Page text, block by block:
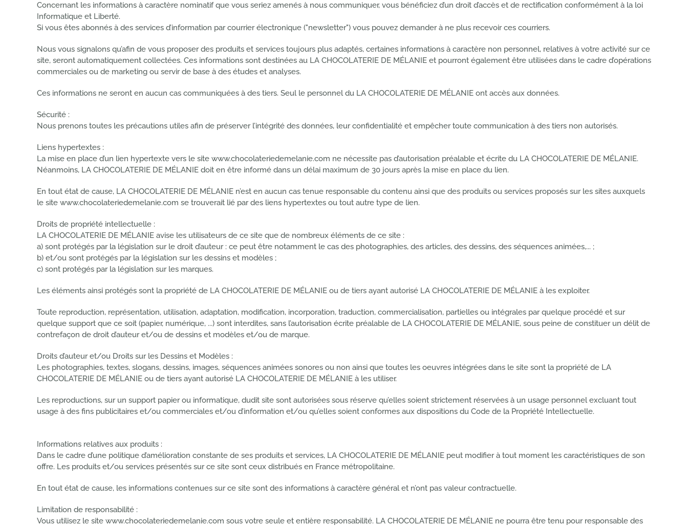
Concernant les informations à caractère nominatif que vous seriez amenés à nous communiquer, vous bénéficiez d’un droit d’accès et de rectification conformément à la loi
Informatique et Liberté.
Si vous êtes abonnés à des services d’information par courrier électronique ("newsletter") vous pouvez demander à ne plus recevoir ces courriers.
Nous vous signalons qu’afin de vous proposer des produits et services toujours plus adaptés, certaines informations à caractère non personnel, relatives à votre activité sur ce
site, seront automatiquement collectées. Ces informations sont destinées au LA CHOCOLATERIE DE MÉLANIE et pourront également être utilisées dans le cadre d’opérations
commerciales ou de marketing ou servir de base à des études et analyses.
Ces informations ne seront en aucun cas communiquées à des tiers. Seul le personnel du LA CHOCOLATERIE DE MÉLANIE ont accès aux données.
Sécurité :
Nous prenons toutes les précautions utiles afin de préserver l’intégrité des données, leur confidentialité et empêcher toute communication à des tiers non autorisés.
Liens hypertextes :
La mise en place d’un lien hypertexte vers le site www.chocolateriedemelanie.com ne nécessite pas d’autorisation préalable et écrite du LA CHOCOLATERIE DE MÉLANIE.
Néanmoins, LA CHOCOLATERIE DE MÉLANIE doit en être informé dans un délai maximum de 30 jours après la mise en place du lien.
En tout état de cause, LA CHOCOLATERIE DE MÉLANIE n’est en aucun cas tenue responsable du contenu ainsi que des produits ou services proposés sur les sites auxquels
le site www.chocolateriedemelanie.com se trouverait lié par des liens hypertextes ou tout autre type de lien.
Droits de propriété intellectuelle :
LA CHOCOLATERIE DE MÉLANIE avise les utilisateurs de ce site que de nombreux éléments de ce site :
a) sont protégés par la législation sur le droit d’auteur : ce peut être notamment le cas des photographies, des articles, des dessins, des séquences animées,... ;
b) et/ou sont protégés par la législation sur les dessins et modèles ;
c) sont protégés par la législation sur les marques.
Les éléments ainsi protégés sont la propriété de LA CHOCOLATERIE DE MÉLANIE ou de tiers ayant autorisé LA CHOCOLATERIE DE MÉLANIE à les exploiter.
Toute reproduction, représentation, utilisation, adaptation, modification, incorporation, traduction, commercialisation, partielles ou intégrales par quelque procédé et sur
quelque support que ce soit (papier, numérique, ...) sont interdites, sans l’autorisation écrite préalable de LA CHOCOLATERIE DE MÉLANIE, sous peine de constituer un délit de
contrefaçon de droit d’auteur et/ou de dessins et modèles et/ou de marque.
Droits d’auteur et/ou Droits sur les Dessins et Modèles :
Les photographies, textes, slogans, dessins, images, séquences animées sonores ou non ainsi que toutes les oeuvres intégrées dans le site sont la propriété de LA
CHOCOLATERIE DE MÉLANIE ou de tiers ayant autorisé LA CHOCOLATERIE DE MÉLANIE à les utiliser.
Les reproductions, sur un support papier ou informatique, dudit site sont autorisées sous réserve qu’elles soient strictement réservées à un usage personnel excluant tout
usage à des fins publicitaires et/ou commerciales et/ou d’information et/ou qu’elles soient conformes aux dispositions du Code de la Propriété Intellectuelle.
Informations relatives aux produits :
Dans le cadre d’une politique d’amélioration constante de ses produits et services, LA CHOCOLATERIE DE MÉLANIE peut modifier à tout moment les caractéristiques de son
offre. Les produits et/ou services présentés sur ce site sont ceux distribués en France métropolitaine.
En tout état de cause, les informations contenues sur ce site sont des informations à caractère général et n’ont pas valeur contractuelle.
Limitation de responsabilité :
Vous utilisez le site www.chocolateriedemelanie.com sous votre seule et entière responsabilité. LA CHOCOLATERIE DE MÉLANIE ne pourra être tenu pour responsable des